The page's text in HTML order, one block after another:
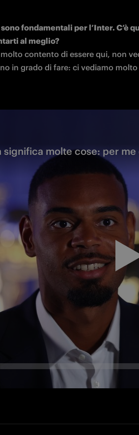
fondamentali per l’Inter. C’è
al meglio?
contento di essere qui, non
in grado di fare: ci vediamo
significa molte cose: per